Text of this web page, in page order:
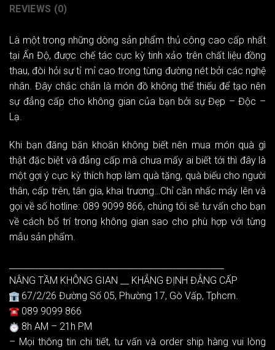
REVIEWS (0)
Là một trong những dòng sản phẩm thủ công cao cấp nhất
tại Ấn Độ, được chế tác cực kỳ tinh xảo trên chất liệu đồng
thau, đòi hỏi sự tỉ mỉ cao trong từng đường nét bởi các nghệ
nhân. Đây chắc chắn là món đồ không thể thiếu để tạo nên
sự đẳng cấp cho không gian của bạn bởi sự Đẹp – Độc –
Lạ.
Khi bạn đăng băn khoăn không biết nên mua món quà gì
thật đặc biệt và đẳng cấp mà chưa mấy ai biết tới thì đây là
một gợi ý cực kỳ thích hợp làm quà tặng, quà biếu cho người
thân, cấp trên, tân gia, khai trương…Chỉ cần nhấc máy lên và
gọi về số hotline: 089 9099 866, chúng tôi sẽ tư vấn cho bạn
về cách bố trí trong không gian sao cho phù hợp với từng
mẫu sản phẩm.
NÂNG TẦM KHÔNG GIAN __ KHẲNG ĐỊNH ĐẲNG CẤP
67/2/26 Đường Số 05, Phường 17, Gò Vấp, Tphcm.
089 9099 866
8h AM – 21h PM
– Mọi thông tin chi tiết, tư vấn và order ship hàng vui lòng